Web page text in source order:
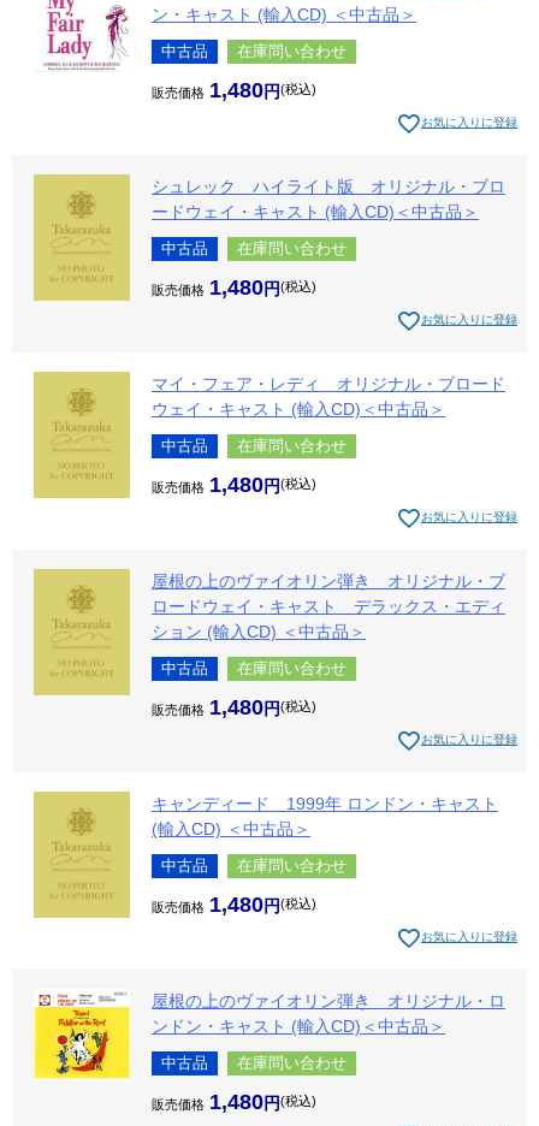
ン・キャスト (輸入CD) ＜中古品＞
中古品 在庫問い合わせ
販売価格 1,480 税込
お気に入りに登録
シュレック ハイライト版 オリジナル・ブロ
ードウェイ・キャスト (輸入CD)＜中古品＞
中古品 在庫問い合わせ
販売価格 1,480 税込
お気に入りに登録
マイ・フェア・レディ オリジナル・ブロード
ウェイ・キャスト (輸入CD)＜中古品＞
中古品 在庫問い合わせ
販売価格 1,480 税込
お気に入りに登録
屋根の上のヴァイオリン弾き オリジナル・ブ
ロードウェイ・キャスト デラックス・エディ
ション (輸入CD) ＜中古品＞
中古品 在庫問い合わせ
販売価格 1,480 税込
お気に入りに登録
キャンディード 1999年 ロンドン・キャスト
(輸入CD) ＜中古品＞
中古品 在庫問い合わせ
販売価格 1,480 税込
お気に入りに登録
屋根の上のヴァイオリン弾き オリジナル・ロ
ンドン・キャスト (輸入CD)＜中古品＞
中古品 在庫問い合わせ
販売価格 1,480 税込